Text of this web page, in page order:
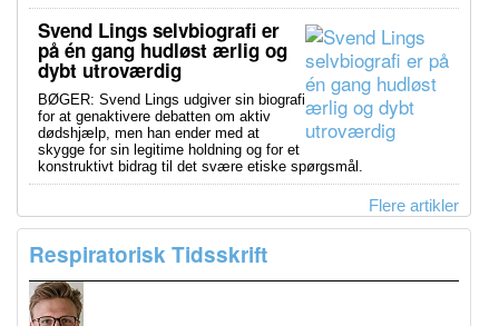
Svend Lings selvbiografi er
på én gang hudløst ærlig og
dybt utroværdig
BØGER: Svend Lings udgiver sin biografi
for at genaktivere debatten om aktiv
dødshjælp, men han ender med at
skygge for sin legitime holdning og for et
konstruktivt bidrag til det svære etiske spørgsmål.
Flere artikler
Respiratorisk Tidsskrift